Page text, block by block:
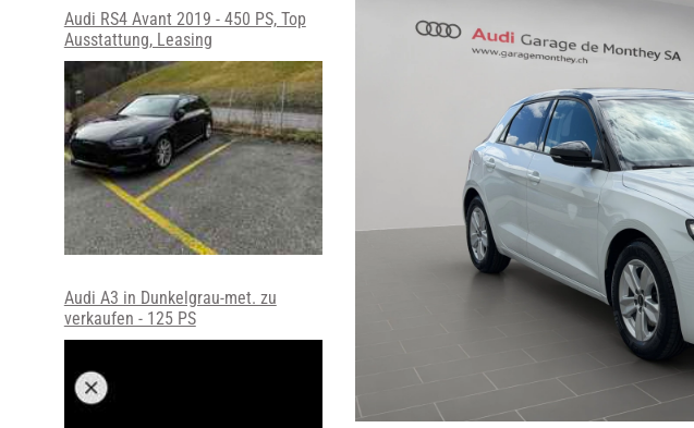
Audi RS4 Avant 2019 - 450 PS, Top
Ausstattung, Leasing
Audi A3 in Dunkelgrau-met. zu
verkaufen - 125 PS